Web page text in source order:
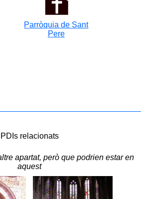
Parròquia de Sant
Pere
PDIs relacionats
apartat, però que podrien estar en
aquest